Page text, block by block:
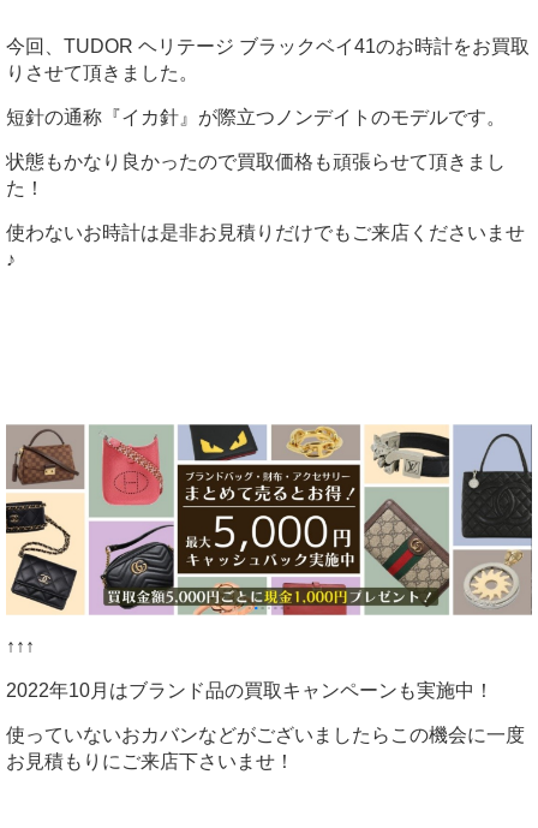
今回、TUDOR ヘリテージ ブラックベイ41のお時計をお買取
りさせて頂きました。
短針の通称『イカ針』が際立つノンデイトのモデルです。
状態もかなり良かったので買取価格も頑張らせて頂きまし
た！
使わないお時計は是非お見積りだけでもご来店くださいませ
♪
↑↑↑
2022年10月はブランド品の買取キャンペーンも実施中！
使っていないおカバンなどがございましたらこの機会に一度
お見積もりにご来店下さいませ！